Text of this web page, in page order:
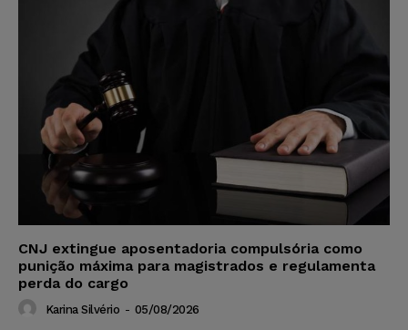
CNJ extingue aposentadoria compulsória como
punição máxima para magistrados e regulamenta
perda do cargo
Karina Silvério - 05/08/2026